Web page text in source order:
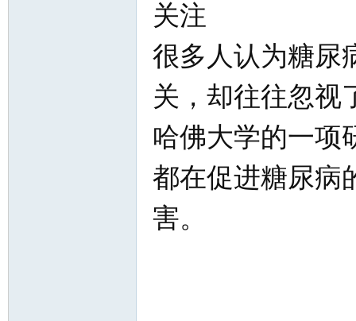
关注
很多人认为糖尿
关，却往往忽
哈佛大学的一项
都在促进糖尿病
害。